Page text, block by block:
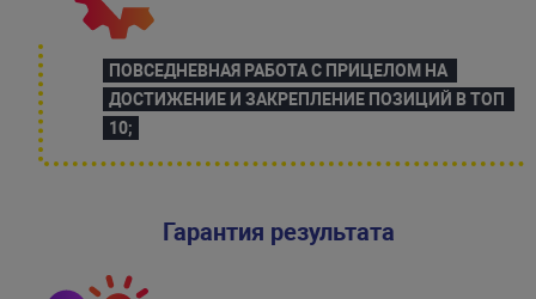
ПОВСЕДНЕВНАЯ РАБОТА С ПРИЦЕЛОМ НА
ДОСТИЖЕНИЕ И ЗАКРЕПЛЕНИЕ ПОЗИЦИЙ В ТОП
10;
Гарантия результата